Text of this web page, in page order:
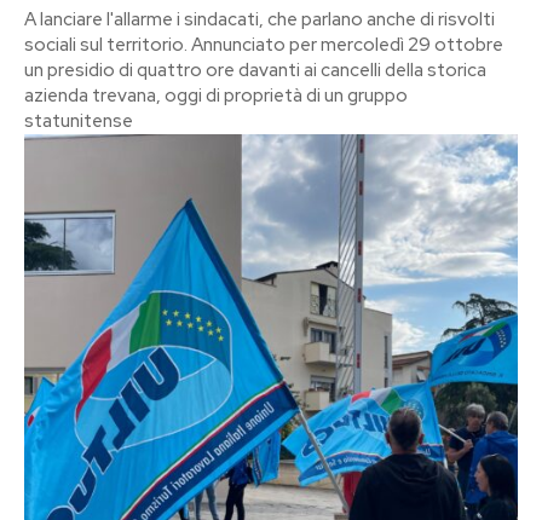
A lanciare l'allarme i sindacati, che parlano anche di risvolti
sociali sul territorio. Annunciato per mercoledì 29 ottobre
un presidio di quattro ore davanti ai cancelli della storica
azienda trevana, oggi di proprietà di un gruppo
statunitense